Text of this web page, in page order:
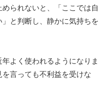
られないと、「ここでは自
と判断し、静かに気持ちを
よく使われるようになりま
言っても不利益を受けな